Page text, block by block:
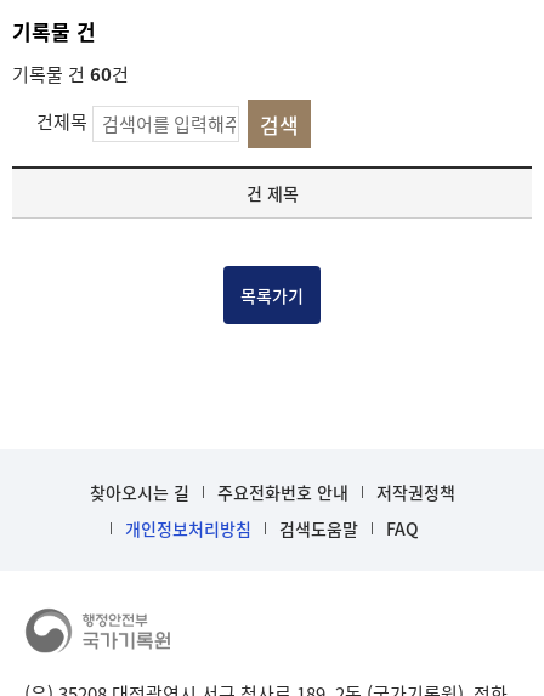
기록물 건
기록물 건 60건
건제목
주
표
건 제목
목록가기
찾아오시는 길 주요전화번호 안내
저작권정책
개인정보처리방침
검색도움말 FAQ